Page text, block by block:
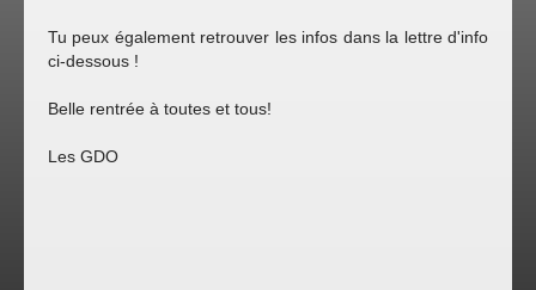
Tu peux également retrouver les infos dans la lettre d'info
ci-dessous !
Belle rentrée à toutes et tous!
Les GDO